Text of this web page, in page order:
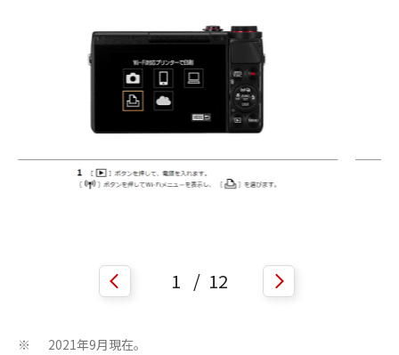
1 / 12
※ 2021年9月現在。